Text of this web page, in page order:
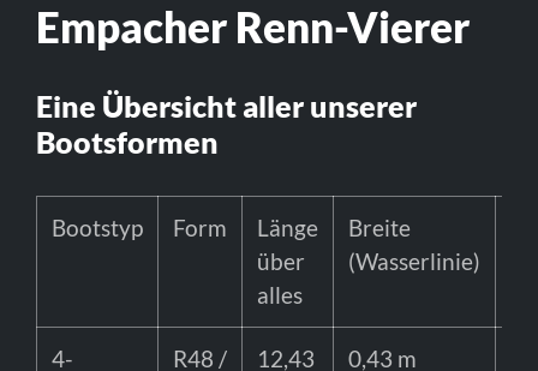
Empacher Renn-Vierer
Eine Übersicht aller unserer
Bootsformen
Bootstyp Form
Länge
über
alles
Breite
(Wasserlinie)
4-
R48 /
12,43
0,43 m